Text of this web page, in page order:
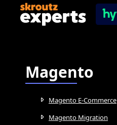
Magento
Magento E-Commerce
Magento Migration